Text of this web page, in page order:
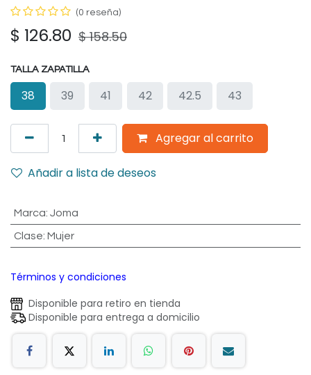
(0 reseña)
$ 126.80 $158.50
TALLA ZAPATILLA
38 39 41 42 42.5 43
Agregar al carrito
Añadir a lista de deseos
Marca: Joma
Clase: Mujer
Términos y condiciones
Disponible para retiro en tienda
Disponible para entrega a domicilio